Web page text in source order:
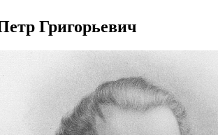
Григорьевич